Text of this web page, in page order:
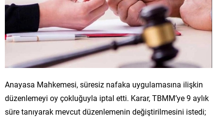
Anayasa Mahkemesi, süresiz nafaka uygulamasına ilişkin
düzenlemeyi oy çokluğuyla iptal etti. Karar, TBMM’ye 9 aylık
süre tanıyarak mevcut düzenlemenin değiştirilmesini istedi;